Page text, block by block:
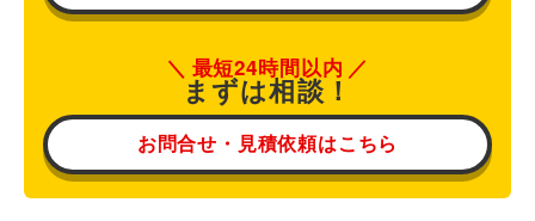
最短24時間以内
まずは相談！
お問合せ・見積依頼はこちら